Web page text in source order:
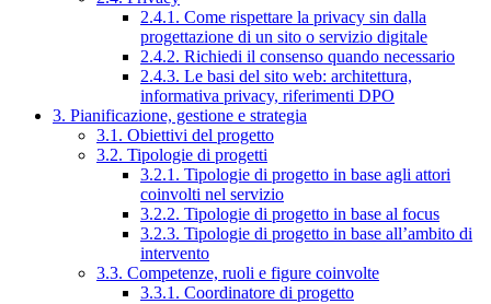
2.4.1. Come rispettare la privacy sin dalla
progettazione di un sito o servizio digitale
2.4.2. Richiedi il consenso quando necessario
2.4.3. Le basi del sito web: architettura,
informativa privacy, riferimenti DPO
3. Pianificazione, gestione e strategia
3.1. Obiettivi del progetto
3.2. Tipologie di progetti
3.2.1. Tipologie di progetto in base agli attori
coinvolti nel servizio
3.2.2. Tipologie di progetto in base al focus
3.2.3. Tipologie di progetto in base all’ambito di
intervento
3.3. Competenze, ruoli e figure coinvolte
3.3.1. Coordinatore di progetto